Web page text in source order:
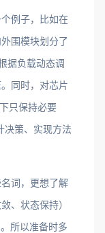
例子，比如在
围模块划分了
据负载动态调
同时，对芯片
只保持必要
决策、实现方法
词，更想了解
、状态保持）
所以准备时多